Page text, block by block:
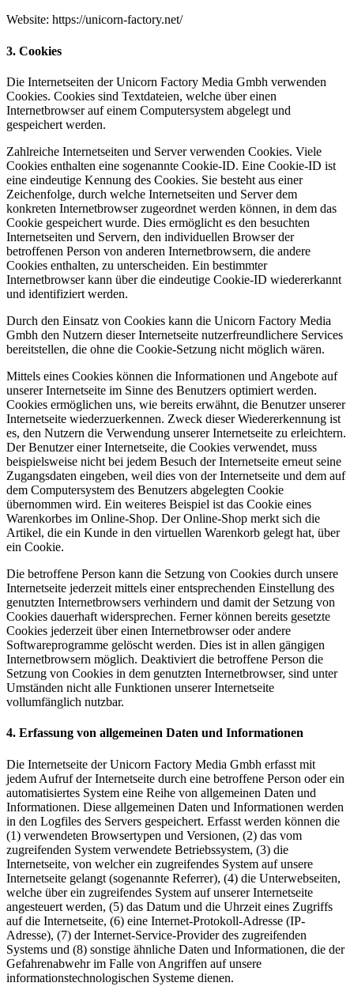
Website: https://unicorn-factory.net/
3. Cookies
Die Internetseiten der Unicorn Factory Media Gmbh verwenden
Cookies. Cookies sind Textdateien, welche über einen
Internetbrowser auf einem Computersystem abgelegt und
gespeichert werden.
Zahlreiche Internetseiten und Server verwenden Cookies. Viele
Cookies enthalten eine sogenannte Cookie-ID. Eine Cookie-ID ist
eine eindeutige Kennung des Cookies. Sie besteht aus einer
Zeichenfolge, durch welche Internetseiten und Server dem
konkreten Internetbrowser zugeordnet werden können, in dem das
Cookie gespeichert wurde. Dies ermöglicht es den besuchten
Internetseiten und Servern, den individuellen Browser der
betroffenen Person von anderen Internetbrowsern, die andere
Cookies enthalten, zu unterscheiden. Ein bestimmter
Internetbrowser kann über die eindeutige Cookie-ID wiedererkannt
und identifiziert werden.
Durch den Einsatz von Cookies kann die Unicorn Factory Media
Gmbh den Nutzern dieser Internetseite nutzerfreundlichere Services
bereitstellen, die ohne die Cookie-Setzung nicht möglich wären.
Mittels eines Cookies können die Informationen und Angebote auf
unserer Internetseite im Sinne des Benutzers optimiert werden.
Cookies ermöglichen uns, wie bereits erwähnt, die Benutzer unserer
Internetseite wiederzuerkennen. Zweck dieser Wiedererkennung ist
es, den Nutzern die Verwendung unserer Internetseite zu erleichtern.
Der Benutzer einer Internetseite, die Cookies verwendet, muss
beispielsweise nicht bei jedem Besuch der Internetseite erneut seine
Zugangsdaten eingeben, weil dies von der Internetseite und dem auf
dem Computersystem des Benutzers abgelegten Cookie
übernommen wird. Ein weiteres Beispiel ist das Cookie eines
Warenkorbes im Online-Shop. Der Online-Shop merkt sich die
Artikel, die ein Kunde in den virtuellen Warenkorb gelegt hat, über
ein Cookie.
Die betroffene Person kann die Setzung von Cookies durch unsere
Internetseite jederzeit mittels einer entsprechenden Einstellung des
genutzten Internetbrowsers verhindern und damit der Setzung von
Cookies dauerhaft widersprechen. Ferner können bereits gesetzte
Cookies jederzeit über einen Internetbrowser oder andere
Softwareprogramme gelöscht werden. Dies ist in allen gängigen
Internetbrowsern möglich. Deaktiviert die betroffene Person die
Setzung von Cookies in dem genutzten Internetbrowser, sind unter
Umständen nicht alle Funktionen unserer Internetseite
vollumfänglich nutzbar.
4. Erfassung von allgemeinen Daten und Informationen
Die Internetseite der Unicorn Factory Media Gmbh erfasst mit
jedem Aufruf der Internetseite durch eine betroffene Person oder ein
automatisiertes System eine Reihe von allgemeinen Daten und
Informationen. Diese allgemeinen Daten und Informationen werden
in den Logfiles des Servers gespeichert. Erfasst werden können die
(1) verwendeten Browsertypen und Versionen, (2) das vom
zugreifenden System verwendete Betriebssystem, (3) die
Internetseite, von welcher ein zugreifendes System auf unsere
Internetseite gelangt (sogenannte Referrer), (4) die Unterwebseiten,
welche über ein zugreifendes System auf unserer Internetseite
angesteuert werden, (5) das Datum und die Uhrzeit eines Zugriffs
auf die Internetseite, (6) eine Internet-Protokoll-Adresse (IP-
Adresse), (7) der Internet-Service-Provider des zugreifenden
Systems und (8) sonstige ähnliche Daten und Informationen, die der
Gefahrenabwehr im Falle von Angriffen auf unsere
informationstechnologischen Systeme dienen.